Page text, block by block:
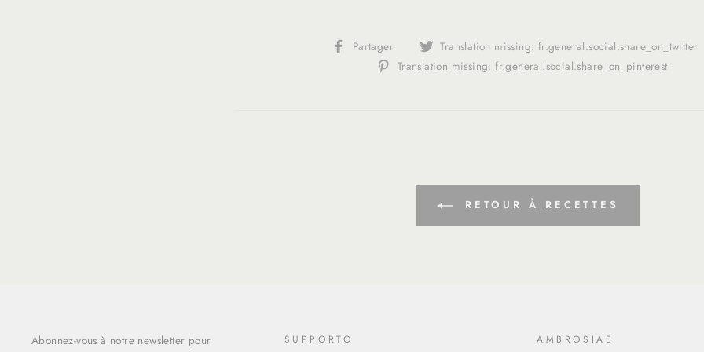
Partager
Translation
missing:
Translation missing: fr.general.social.share_on_twitter
Translation missing: fr.general.social.share_on_pinterest
RETOUR À RECETTES
Abonnez-vous à notre newsletter pour
SUPPORTO AMBROSIAE